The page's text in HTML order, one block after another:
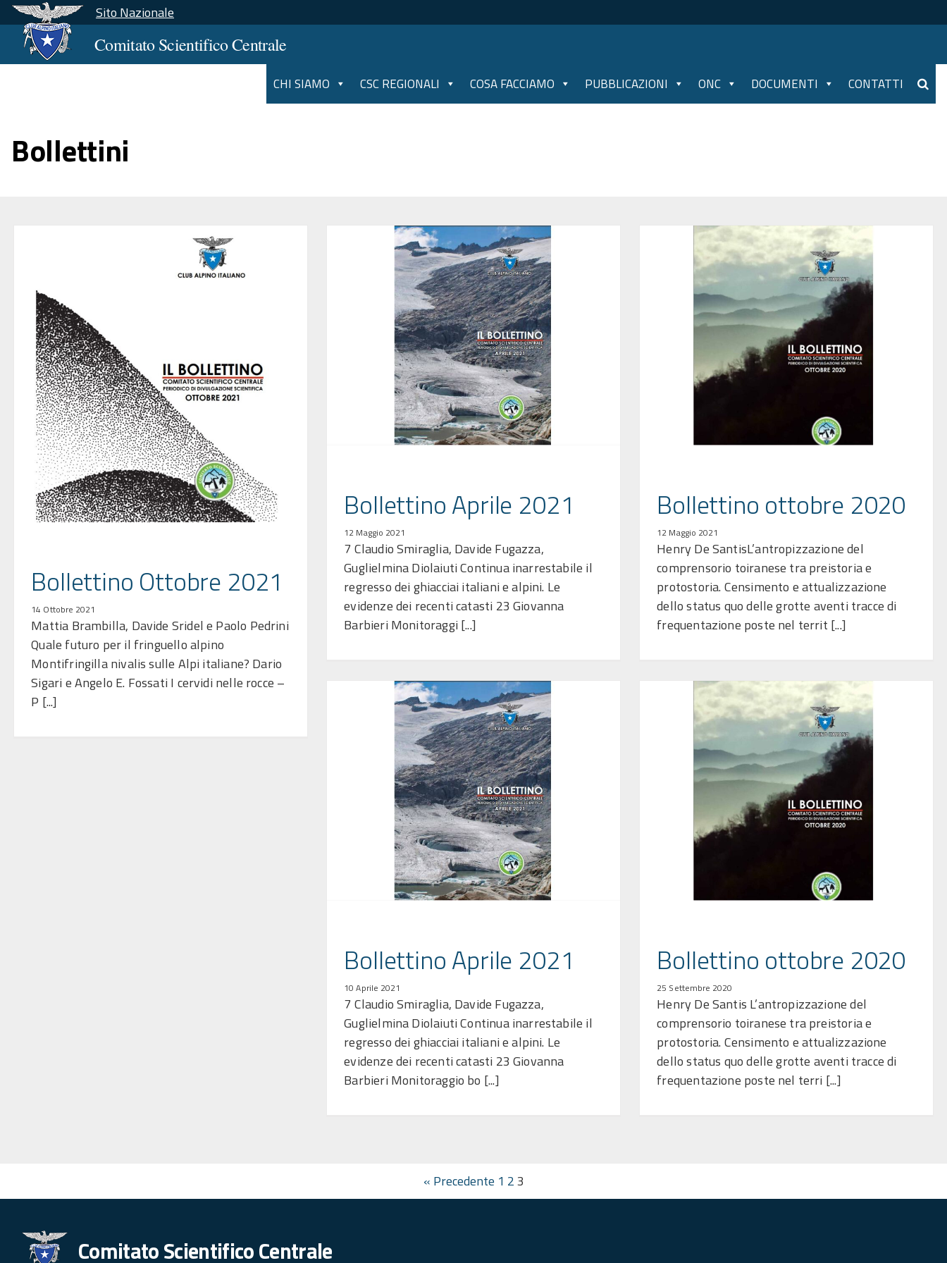
Sito Nazionale
Comitato Scientifico Centrale
CHI SIAMO CSC REGIONALI COSA FACCIAMO PUBBLICAZIONI ONC DOCUMENTI CONTATTI
Bollettini
Bollettino Ottobre 2021
14 Ottobre 2021
Mattia Brambilla, Davide Sridel e Paolo Pedrini
Quale futuro per il fringuello alpino
Montifringilla nivalis sulle Alpi italiane? Dario
Sigari e Angelo E. Fossati I cervidi nelle rocce –
P [...]
Bollettino Aprile 2021
12 Maggio 2021
7 Claudio Smiraglia, Davide Fugazza,
Guglielmina Diolaiuti Continua inarrestabile il
regresso dei ghiacciai italiani e alpini. Le
evidenze dei recenti catasti 23 Giovanna
Barbieri Monitoraggi [...]
Bollettino ottobre 2020
12 Maggio 2021
Henry De SantisL’antropizzazione del
comprensorio toiranese tra preistoria e
protostoria. Censimento e attualizzazione
dello status quo delle grotte aventi tracce di
frequentazione poste nel territ [...]
Bollettino Aprile 2021
10 Aprile 2021
7 Claudio Smiraglia, Davide Fugazza,
Guglielmina Diolaiuti Continua inarrestabile il
regresso dei ghiacciai italiani e alpini. Le
evidenze dei recenti catasti 23 Giovanna
Barbieri Monitoraggio bo [...]
Bollettino ottobre 2020
25 Settembre 2020
Henry De Santis L’antropizzazione del
comprensorio toiranese tra preistoria e
protostoria. Censimento e attualizzazione
dello status quo delle grotte aventi tracce di
frequentazione poste nel terri [...]
« Precedente 1 23
Comitato Scientifico Centrale